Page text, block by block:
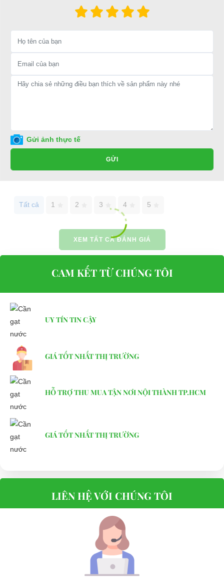
Địa chỉ: 845 Quốc Lộ 13, Phường Hiệp Bình Phước, Thành phố
Thủ Đức, TP.HCM
Điện thoại: 08 68 100 260 ( Châu ) - 093 211 3677 ( Phú )
Gửi ảnh thực tế
GỬI
Tất cả 1 2 3 4 5
XEM TẤT CẢ ĐÁNH GIÁ
CAM KẾT TỪ CHÚNG TÔI
UY TÍN TIN CẬY
GIÁ TỐT NHẤT THỊ TRƯỜNG
HỖ TRỢ THU MUA TẬN NƠI NỘI THÀNH TP.HCM
GIÁ TỐT NHẤT THỊ TRƯỜNG
LIÊN HỆ VỚI CHÚNG TÔI